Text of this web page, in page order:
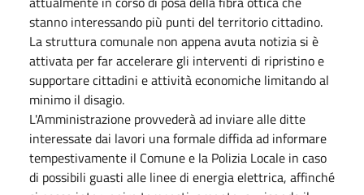
stanno interessando più punti del territorio cittadino.
La struttura comunale non appena avuta notizia si è
attivata per far accelerare gli interventi di ripristino e
supportare cittadini e attività economiche limitando al
minimo il disagio.
L'Amministrazione provvederà ad inviare alle ditte
interessate dai lavori una formale diffida ad informare
tempestivamente il Comune e la Polizia Locale in caso
di possibili guasti alle linee di energia elettrica, affinché